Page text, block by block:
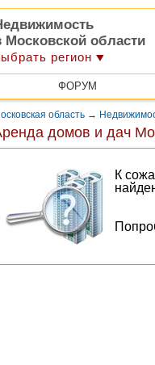
Московской области
регион
ФОРУМ
область →
домов и дач
К